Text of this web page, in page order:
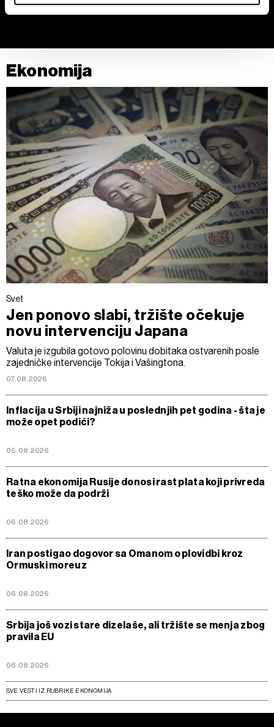
kolačićima i drugim sličnim tehnologijama u
Kolačiće u bilo kojem trenutku možete ponovno ažurirati
klikom na „Prikaži detalje“. Pristanak možete u bilo kojem
trenutku opozvati bez negativnih posledica.
Ekonomija
Svet
Jen ponovo slabi, tržište očekuje
novu intervenciju Japana
Valuta je izgubila gotovo polovinu dobitaka ostvarenih posle
zajedničke intervencije Tokija i Vašingtona.
07.08.2026
Inflacija u Srbiji najniža u poslednjih pet godina - šta je
može opet podići?
05.08.2026
Ratna ekonomija Rusije donosi rast plata koji privreda
teško može da podrži
06.08.2026
Iran postigao dogovor sa Omanom o plovidbi kroz
Ormuski moreuz
06.08.2026
Srbija još vozi stare dizelaše, ali tržište se menja zbog
pravila EU
06.08.2026
SVE VESTI IZ RUBRIKE EKONOMIJA